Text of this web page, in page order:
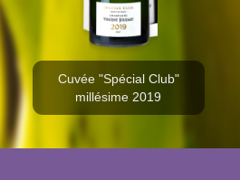
Cuvée "Spécial Club"
millésime 2019